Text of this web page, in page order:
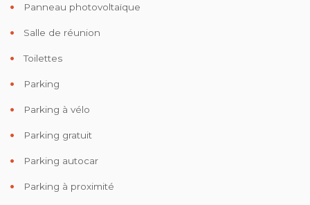
Panneau photovoltaïque
Salle de réunion
Toilettes
Parking
Parking à vélo
Parking gratuit
Parking autocar
Parking à proximité